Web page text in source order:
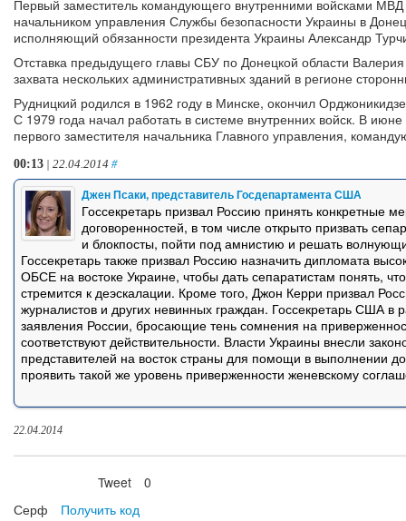
Первый заместитель командующего внутренними войсками
начальником управления Службы безопасности Украины в
исполняющий обязанности президента Украины Александр
Отставка предыдущего главы СБУ по Донецкой области
захвата нескольких административных зданий в регионе
Рудницкий родился в 1962 году в Минске, окончил
С 1979 года начал работать в системе внутренних войск. В
первого заместителя начальника Главного управления,
00:13 | 22.04.2014 #
Джен Псаки, представитель Госдепартамента США
Госсекретарь призвал Россию принять конкретные
договоренностей, в том числе открыто призвать
и блокпосты, пойти под амнистию и решать
Госсекретарь также призвал Россию назначить дипломата
ОБСЕ на востоке Украине, чтобы дать сепаратистам понять,
стремится к деэскалации. Кроме того, Джон Керри призвал
журналистов и других невинных граждан. Госсекретарь США в
заявления России, бросающие тень сомнения на
соответствуют действительности. Власти Украины внесли
представителей на восток страны для помощи в выполнении
проявить такой же уровень приверженности женевскому
22.04.2014
Tweet
0
Серф
Получить код